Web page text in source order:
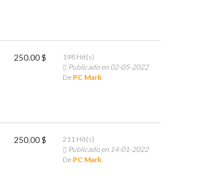
250.00 $
198 Hit(s)
Publicado en 02-05-2022
De PC Mark
250.00 $
211 Hit(s)
Publicado en 14-01-2022
De PC Mark